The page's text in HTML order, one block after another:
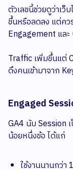
ตัวเลขนี้ช่วยดูว่าเ
ขึ้นหรือลดลง แต่คว
Engagement แล
Traffic เพิ่มขึ้นแต่
ดึงคนเข้ามาจาก
Engaged
GA4 นับ Session
น้อยหนึ่งข้อ ได้แก่
ใช้งานนานกว่า